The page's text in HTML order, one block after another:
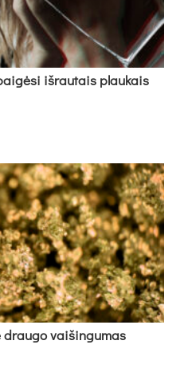
iš­rau­tais plau­kais
drau­go vai­šin­gu­mas